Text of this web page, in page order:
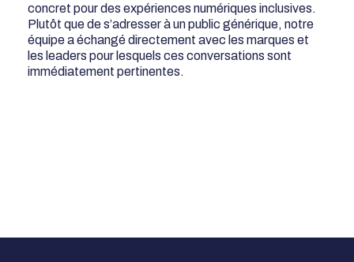
concret pour des expériences numériques inclusives.
Plutôt que de s’adresser à un public générique, notre
équipe a échangé directement avec les marques et
les leaders pour lesquels ces conversations sont
immédiatement pertinentes.